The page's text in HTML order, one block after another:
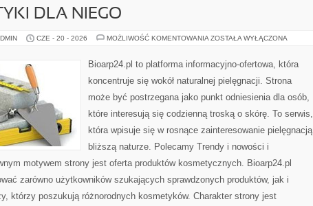
DLA NIEGO
CZE - 20 - 2026 MOŻLIWOŚĆ KOMENTOWANIA KOSMETYKI
ZOSTAŁA WYŁĄCZONA
Bioarp24.pl to platforma informacyjno-ofertowa, która
koncentruje się wokół naturalnej pielęgnacji. Strona
może być postrzegana jako punkt odniesienia dla osób,
które interesują się codzienną troską o skórę. To serwis,
która wpisuje się w rosnące zainteresowanie pielęgnacją
bliższą naturze. Polecamy Trendy i nowości i
motywem strony jest oferta produktów kosmetycznych. Bioarp24.pl
zarówno użytkowników szukających sprawdzonych produktów, jak i
którzy poszukują różnorodnych kosmetyków. Charakter strony jest